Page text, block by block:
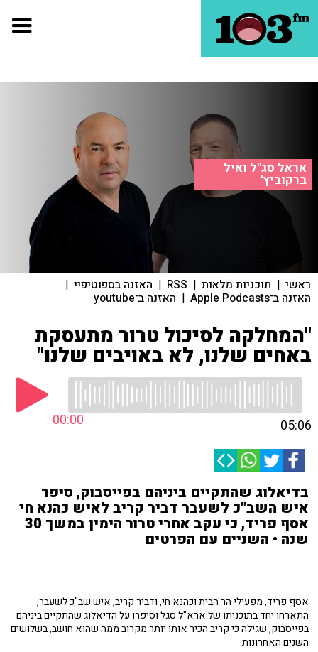
אראל סג"ל ואיל
ברקוביץ'
ראשי | תוכניות מלאות |
RSS
| האזנה בספוטיפיי |
האזנה ב־Apple Podcasts | האזנה ב־youtube
"המחלקה לסיכול טרור מתעסקת
באחים שלנו, לא באויבים שלנו"
00:00 05:06
בדיאלוג שהתקיים ביניהם בפייסבוק, סיפר
איש השב"כ לשעבר דביר קריב לאיש כהנא חי
אסף פריד, כי עקב אחרי טרור הימין במשך 30
שנה • השניים עם הפרטים
אסף פריד, מפעילי הר הבית וכהנא חי, ודביר קריב, איש שב"כ לשעבר,
התארחו יחד בתוכניתו של ארא"ל סגל וסיפרו על הדיאלוג שהתקיים ביניהם
בפייסבוק, שגילה כי קריב הכיר אותו יותר מקרוב ממה שהוא חושב, בשלושים
השנים האחרונות.